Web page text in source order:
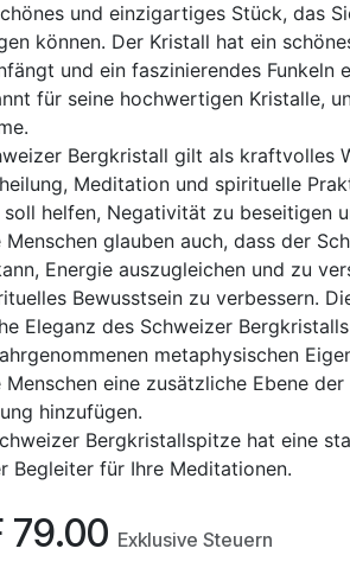
und einzigartiges Stück, das
können. Der Kristall hat ein
und ein faszinierendes Funkeln
für seine hochwertigen Kristalle,
Bergkristall gilt als kraftvolles
Meditation und spirituelle
soll helfen, Negativität zu beseitigen
Menschen glauben auch, dass der
Energie auszugleichen und zu
Bewusstsein zu verbessern.
Eleganz des Schweizer
metaphysischen
Menschen eine zusätzliche Ebene
hinzufügen.
Bergkristallspitze hat eine
Begleiter für Ihre Meditationen.
79.00 Exklusive Steuern